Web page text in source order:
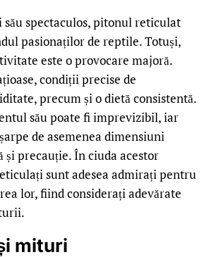
spectaculos, pitonul reticulat
pasionaților de reptile. Totuși,
este o provocare majoră.
condiții precise de
precum și o dietă consistentă.
său poate fi imprevizibil, iar
de asemenea dimensiuni
și precauție. În ciuda acestor
sunt adesea admirați pentru
lor, fiind considerați adevărate
mituri